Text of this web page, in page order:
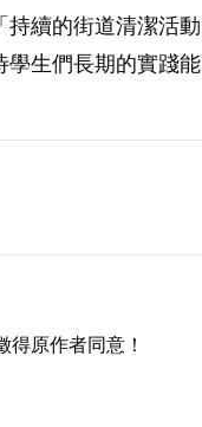
持續的街道清潔活動
學生們長期的實踐能
得原作者同意！